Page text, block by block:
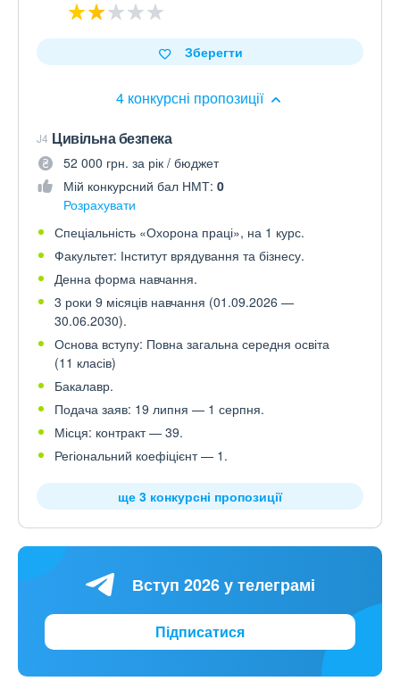
4 конкурсні пропозиції
Зберегти
J4 Цивільна безпека
52 000 грн. за рік / бюджет
Мій конкурсний бал НМТ: 0
Розрахувати
Спеціальність «Охорона праці», на 1 курс.
Факультет: Інститут врядування та бізнесу.
Денна форма навчання.
3 роки 9 місяців навчання (01.09.2026 —
30.06.2030).
Основа вступу: Повна загальна середня освіта
(11 класів)
Бакалавр.
Подача заяв: 19 липня — 1 серпня.
Місця: контракт — 39.
Регіональний коефіцієнт — 1.
ще 3 конкурсні пропозиції
Вступ 2026 у телеграмі
Підписатися